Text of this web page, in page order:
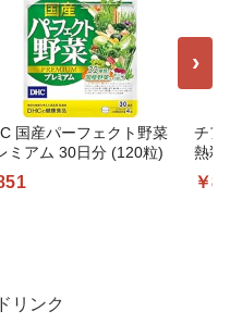
国産パーフェクト野菜
ミアム 30日分 (120粒)
チア
熱殺
￥
›
リンク